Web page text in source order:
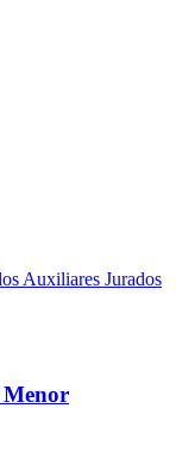
Auxiliares Jurados
Menor